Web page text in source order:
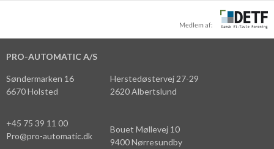
PRO-AUTOMATIC A/S
Søndermarken 16
6670 Holsted
+45 75 39 11 00
Pro@pro-automatic.dk
Herstedøstervej 27-29
2620 Albertslund
Bouet Møllevej 10
9400 Nørresundby